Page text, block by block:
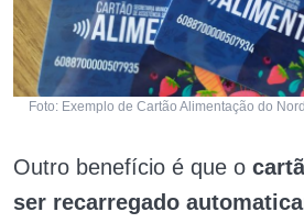
Foto: Exemplo de Cartão Alimentação do
Outro benefício é que o
ser recarregado